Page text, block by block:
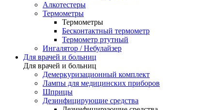
Алкотестеры
Термометры
Термометры
Бесконтактный термометр
Термометр ртутный
Ингалятор / Небулайзер
Для врачей и больниц
Для врачей и больниц
Демеркуризационный комплект
Лампы для медицинских приборов
Шприцы
Дезинфицирующие средства